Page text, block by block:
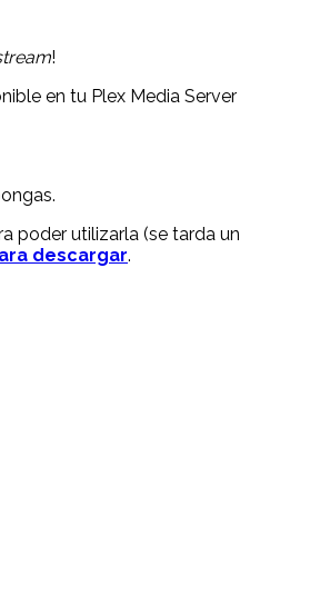
!
en tu Plex Media Server
poder utilizarla (se tarda un
descargar.